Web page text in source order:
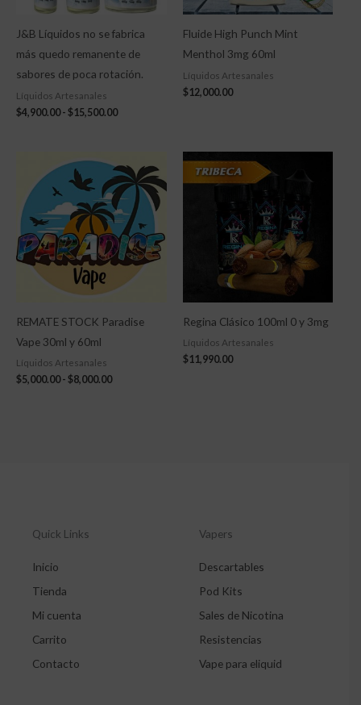
J&B Líquidos no se fabrica
más quedo remanente de
sabores de poca rotación.
Líquidos Artesanales
$4,900.00 - $15,500.00
Fluide High Punch Mint
Menthol 3mg 60ml
Líquidos Artesanales
$12,000.00
REMATE STOCK Paradise
Vape 30ml y 60ml
Líquidos Artesanales
$5,000.00 - $8,000.00
de
precios:
desde
$5,000.00
hasta
$8,000.00
Regina Clásico 100ml 0 y 3mg
Líquidos Artesanales
$11,990.00
Quick Links
Inicio
Tienda
Mi cuenta
Carrito
Contacto
Vapers
Descartables
Pod Kits
Sales de Nicotina
Resistencias
Vape para eliquid